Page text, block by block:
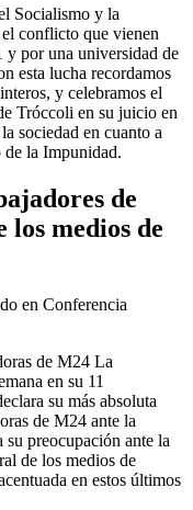
Socialismo y la
conflicto que vienen
y por una universidad de
esta lucha recordamos
y celebramos el
Tróccoli en su juicio en
sociedad en cuanto a
de la Impunidad.
de
los medios de
en Conferencia
de M24 La
en su 11
su más absoluta
de M24 ante la
su preocupación ante la
de los medios de
en estos últimos